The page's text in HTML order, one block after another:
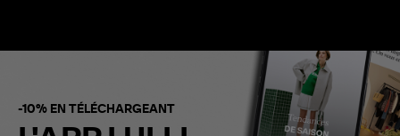
-10% EN TÉLÉCHARGEANT